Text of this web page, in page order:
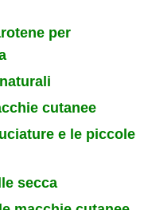
per
cutanee
e le piccole
secca